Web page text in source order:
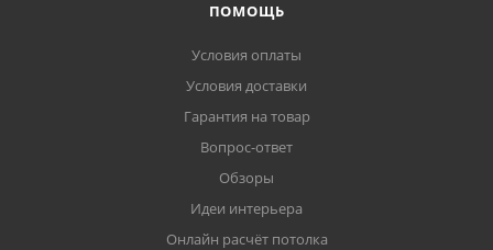
ПОМОЩЬ
Условия оплаты
Условия доставки
Гарантия на товар
Вопрос-ответ
Обзоры
Идеи интерьера
Онлайн расчёт потолка